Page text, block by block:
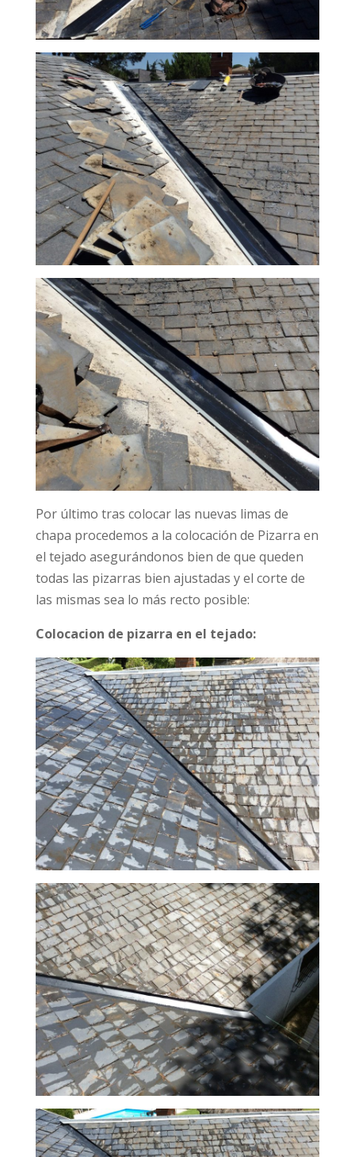
Por último tras colocar las nuevas limas de
chapa procedemos a la colocación de Pizarra en
el tejado asegurándonos bien de que queden
todas las pizarras bien ajustadas y el corte de
las mismas sea lo más recto posible:
Colocacion de pizarra en el tejado: